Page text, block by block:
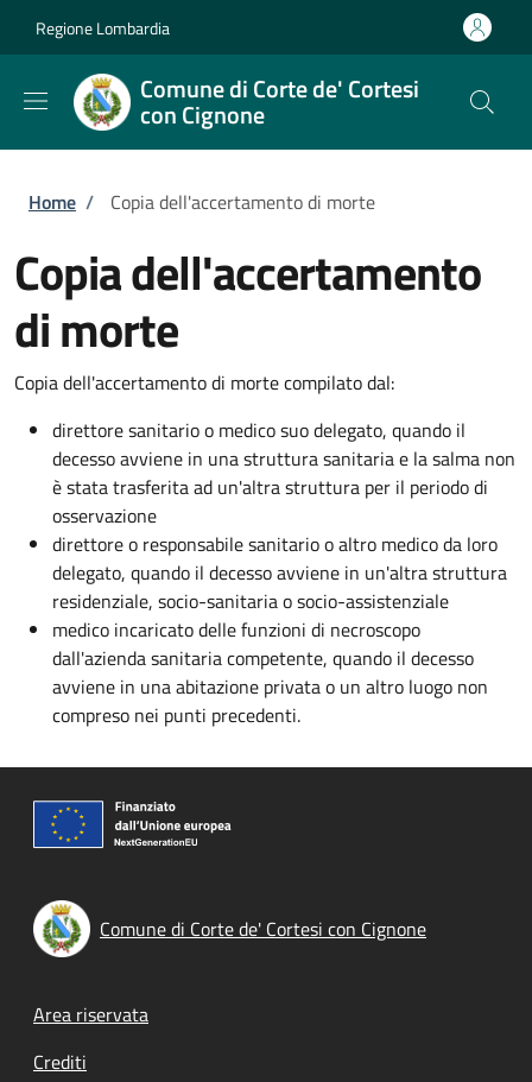
Regione Lombardia
Comune di Corte de' Cortesi
con Cignone
Briciole di pane
Home / Copia dell'accertamento di morte
Copia dell'accertamento
di morte
Copia dell'accertamento di morte compilato dal:
direttore sanitario o medico suo delegato, quando il
decesso avviene in una struttura sanitaria e la salma non
è stata trasferita ad un'altra struttura per il periodo di
osservazione
direttore o responsabile sanitario o altro medico da loro
delegato, quando il decesso avviene in un'altra struttura
residenziale, socio-sanitaria o socio-assistenziale
medico incaricato delle funzioni di necroscopo
dall'azienda sanitaria competente, quando il decesso
avviene in una abitazione privata o un altro luogo non
compreso nei punti precedenti.
Comune di Corte de' Cortesi con Cignone
Footer menu
Area riservata
Crediti